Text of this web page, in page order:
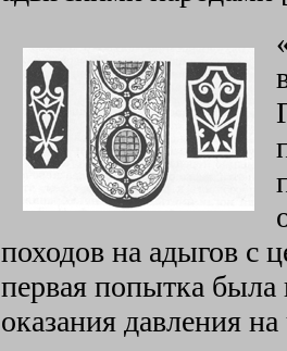
походов на адыгов с
первая попытка была
оказания давления